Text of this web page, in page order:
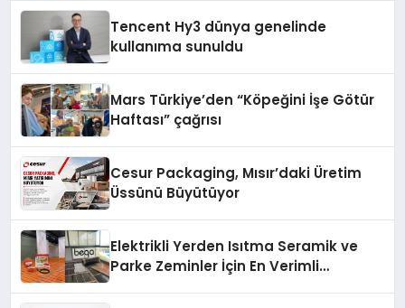
Tencent Hy3 dünya genelinde
kullanıma sunuldu
Mars Türkiye’den “Köpeğini İşe Götür
Haftası” çağrısı
Cesur Packaging, Mısır’daki Üretim
Üssünü Büyütüyor
Elektrikli Yerden Isıtma Seramik ve
Parke Zeminler İçin En Verimli